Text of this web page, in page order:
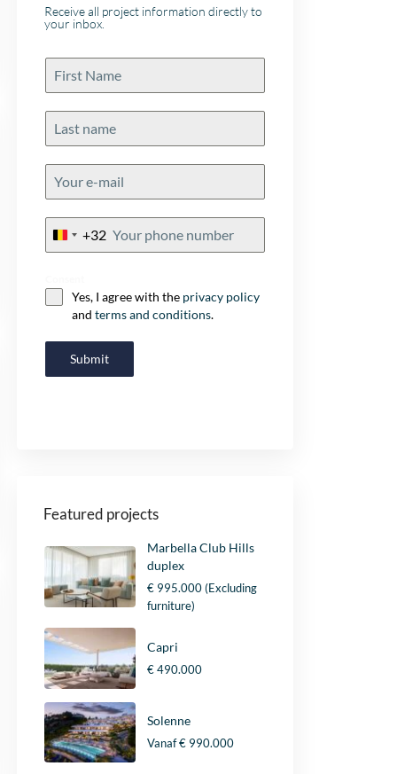
Receive all project information directly to
your inbox.
Belgium
+32
Yes, I agree with the privacy policy
and terms and conditions.
Submit
Featured projects
Marbella Club Hills
duplex
€ 995.000(Excluding
furniture)
Capri
€ 490.000
Solenne
Vanaf€ 990.000